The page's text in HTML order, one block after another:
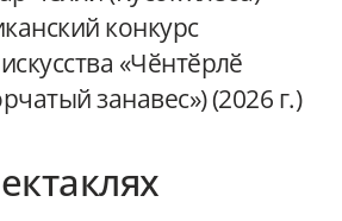
конкурс
«Чӗнтӗрлӗ
занавес») (2026 г.)